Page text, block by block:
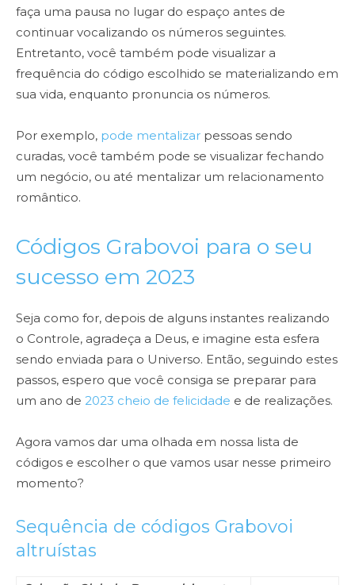
faça uma pausa no lugar do espaço antes de
continuar vocalizando os números seguintes.
Entretanto, você também pode visualizar a
frequência do código escolhido se materializando em
sua vida, enquanto pronuncia os números.
Por exemplo, pode mentalizar pessoas sendo
curadas, você também pode se visualizar fechando
um negócio, ou até mentalizar um relacionamento
romântico.
Códigos Grabovoi para o seu
sucesso em 2023
Seja como for, depois de alguns instantes realizando
o Controle, agradeça a Deus, e imagine esta esfera
sendo enviada para o Universo. Então, seguindo estes
passos, espero que você consiga se preparar para
um ano de 2023 cheio de felicidade e de realizações.
Agora vamos dar uma olhada em nossa lista de
códigos e escolher o que vamos usar nesse primeiro
momento?
Sequência de códigos Grabovoi
altruístas